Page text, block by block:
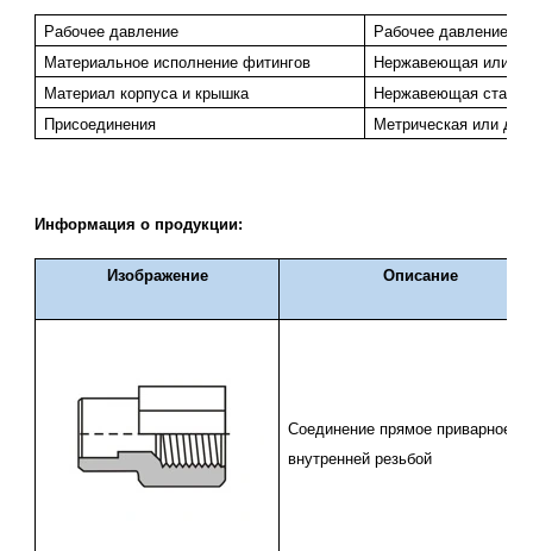
Рабочее давление
Рабочее давление
Материальное исполнение фитингов
Нержавеющая или
Материал корпуса и крышка
Нержавеющая сталь
Присоединения
Метрическая или
Информация о продукции:
Изображение Описание
Cоединение прямое приварное с
внутренней резьбой